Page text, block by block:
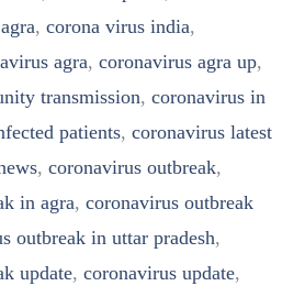
, corona virus india,
agra, coronavirus agra up,
transmission, coronavirus in
patients, coronavirus latest
, coronavirus outbreak,
in agra, coronavirus outbreak
outbreak in uttar pradesh,
update, coronavirus update,